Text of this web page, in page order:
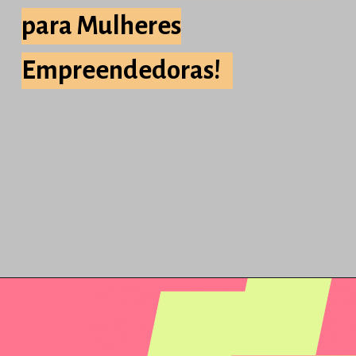
para Mulheres
Empreendedoras!
para Mulheres
Empreendedoras!